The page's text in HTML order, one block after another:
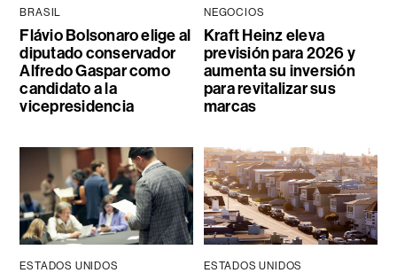
BRASIL
Flávio Bolsonaro elige al
diputado conservador
Alfredo Gaspar como
candidato a la
vicepresidencia
NEGOCIOS
Kraft Heinz eleva
previsión para 2026 y
aumenta su inversión
para revitalizar sus
marcas
ESTADOS UNIDOS ESTADOS UNIDOS